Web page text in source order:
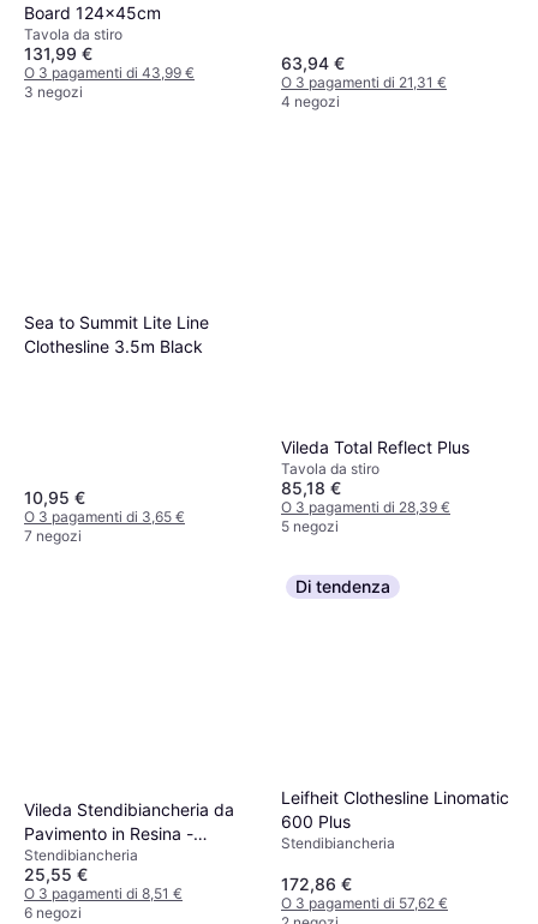
Board 124x45cm
Tavola da stiro
131,99 €
O 3 pagamenti di 43,99 €
3 negozi
63,94 €
O 3 pagamenti di 21,31 €
4 negozi
Sea to Summit Lite Line
Clothesline 3.5m Black
10,95 €
O 3 pagamenti di 3,65 €
7 negozi
Vileda Total Reflect Plus
Tavola da stiro
85,18 €
O 3 pagamenti di 28,39 €
5 negozi
Vileda Stendibiancheria da
Pavimento in Resina -
182x55x88h
Stendibiancheria
25,55 €
O 3 pagamenti di 8,51 €
6 negozi
Di tendenza
Leifheit Clothesline Linomatic
600 Plus
Stendibiancheria
172,86 €
O 3 pagamenti di 57,62 €